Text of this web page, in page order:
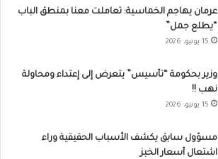
عرمان يهاجم الخماسية: تعاملت معنا بمنطق الباب
“يطلع جمل”
15 يونيو، 2026
وزير بحكومة “تأسيس” يتعرض إلى إعتداء ومحاولة
نهب !!
15 يونيو، 2026
مسؤول سابق يكشف الأسباب الحقيقية وراء
اشتعال أسعار الخبز